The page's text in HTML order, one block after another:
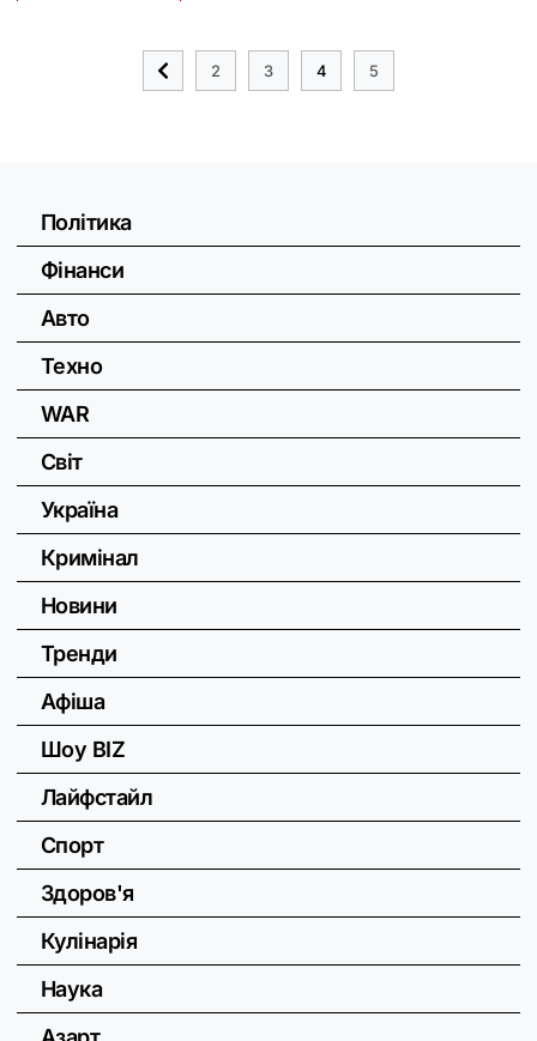
2 3 4 5
Політика
Фінанси
Авто
Техно
WAR
Світ
Україна
Кримінал
Новини
Тренди
Афіша
Шоу BIZ
Лайфстайл
Спорт
Здоров'я
Кулінарія
Наука